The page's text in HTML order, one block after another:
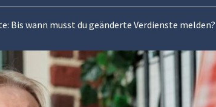
Bis wann musst du geänderte Verdienste melden?